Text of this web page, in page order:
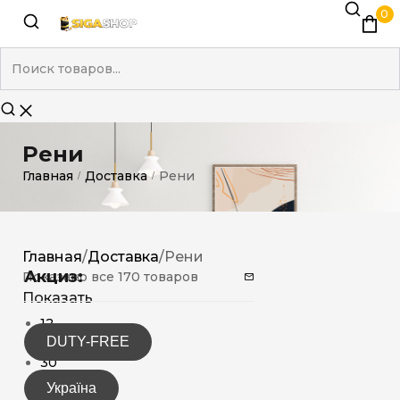
0
Рени
Главная / Доставка / Рени
Акциз:
DUTY-FREE
Україна
Главная/Доставка/Рени
Показано все 170 товаров
Показать
12
15
30